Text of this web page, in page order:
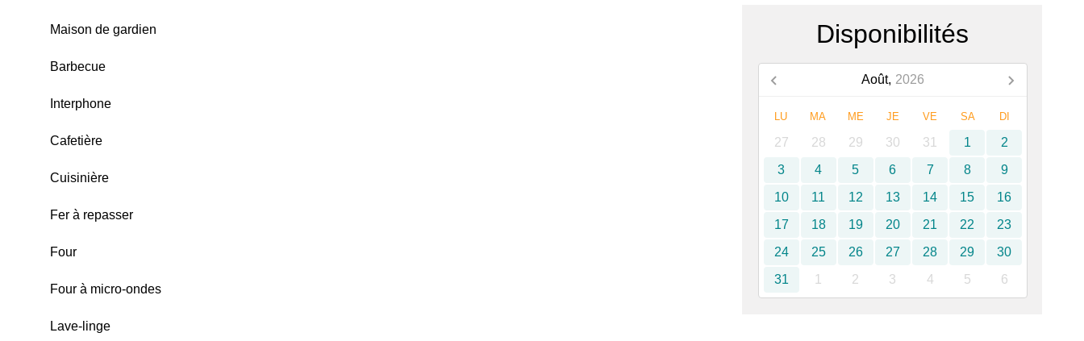
Maison de gardien
Barbecue
Interphone
Cafetière
Cuisinière
Fer à repasser
Four
Four à micro-ondes
Lave-linge
Disponibilités
Août, 2026
LU MA ME JE VE SA DI
27 28 29 30 31 1
2
3
4 5 6 7 8
9
10
11 12 13 14 15
16
17
18 19 20 21 22
23
24
25 26 27 28 29
30
31
1 2 3 4 5 6